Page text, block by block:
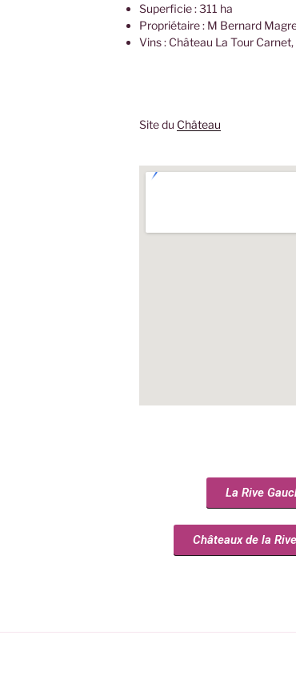
Superficie : 311 ha
Propriétaire : M Bernard
Vins : Château La Tour
Site du Château
La Rive
Châteaux de la